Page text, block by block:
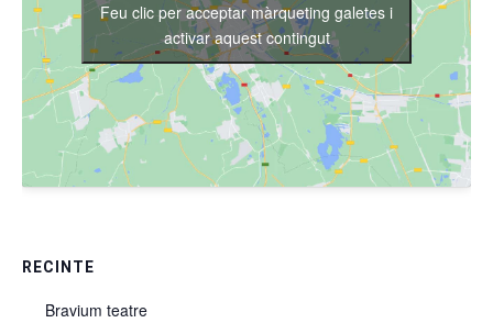
RECINTE
Bravium teatre
Feu clic per acceptar màrqueting galetes i
activar aquest contingut